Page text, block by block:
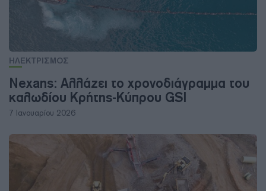
ΗΛΕΚΤΡΙΣΜΟΣ
Nexans: Αλλάζει το χρονοδιάγραμμα του
καλωδίου Κρήτης-Κύπρου GSI
7 Ιανουαρίου 2026